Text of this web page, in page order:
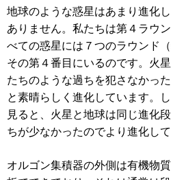
地球のような惑星はあまり進化
ありません。私たちは第４ラウ
べての惑星には７つのラウンド
その第４番目にいるのです。火
たちのような過ちを犯さなかっ
と素晴らしく進化しています。
見ると、火星と地球は同じ進化
ちが少なかったのでより進化し
オルゴン集積器の外側は有機物